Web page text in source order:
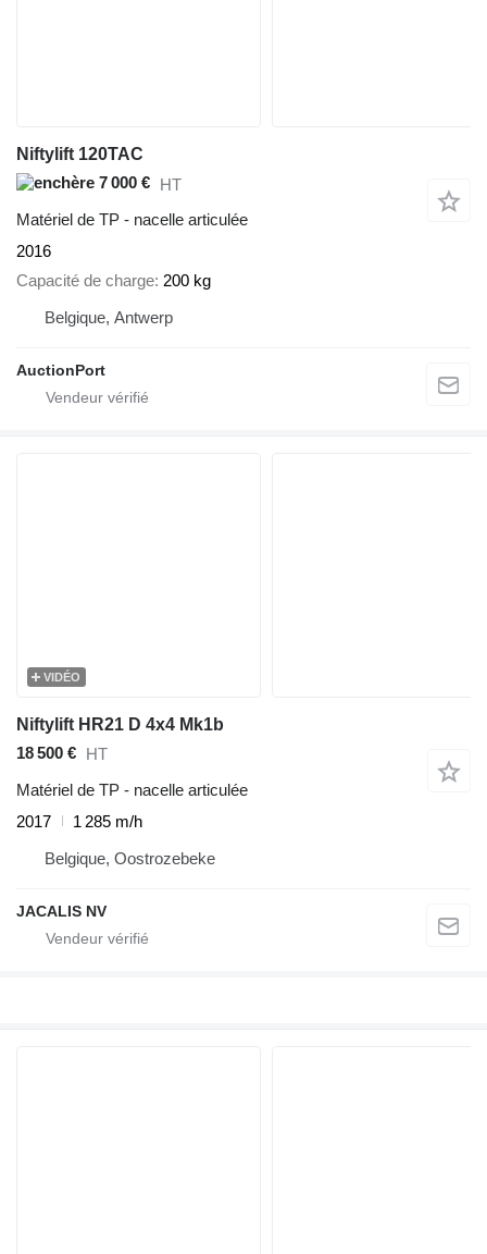
Niftylift 120TAC
7 000 € HT
Matériel de TP - nacelle articulée
2016
Capacité de charge 200 kg
Belgique, Antwerp
AuctionPort
VIDÉO
Niftylift HR21 D 4x4 Mk1b
18 500 € HT
Matériel de TP - nacelle articulée
2017
1 285 m/h
Belgique, Oostrozebeke
JACALIS NV